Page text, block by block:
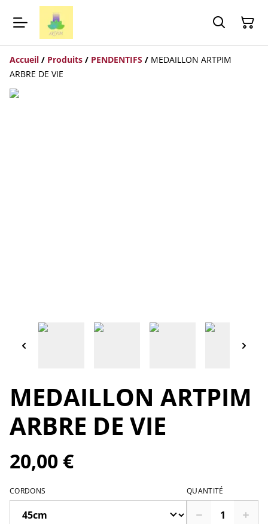
Accueil / Produits / PENDENTIFS / MEDAILLON ARTPIM
ARBRE DE VIE
MEDAILLON ARTPIM
ARBRE DE VIE
20,00 €
CORDONS QUANTITÉ